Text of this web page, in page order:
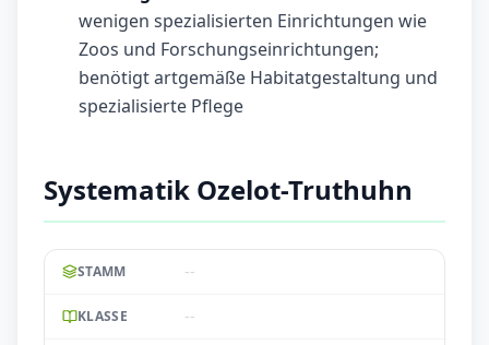
wenigen spezialisierten Einrichtungen wie
Zoos und Forschungseinrichtungen;
benötigt artgemäße Habitatgestaltung und
spezialisierte Pflege
Systematik Ozelot-Truthuhn
STAMM --
KLASSE --